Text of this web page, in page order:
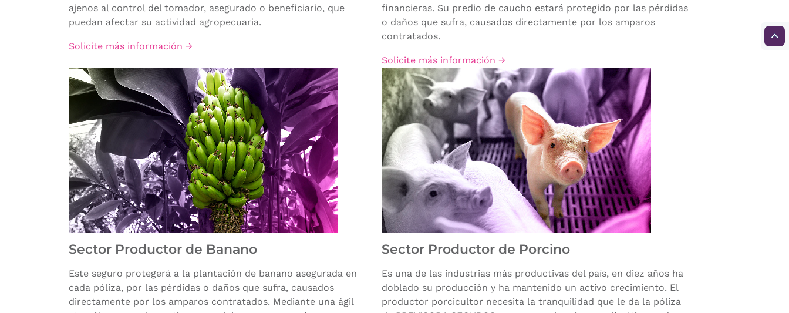
ajenos al control del tomador, asegurado o beneficiario, que
puedan afectar su actividad agropecuaria.
Solicite más información →
financieras. Su predio de caucho estará protegido por las pérdidas
o daños que sufra, causados directamente por los amparos
contratados.
Solicite más información →
Sector Productor de Banano
Este seguro protegerá a la plantación de banano asegurada en
cada póliza, por las pérdidas o daños que sufra, causados
directamente por los amparos contratados. Mediante una ágil
Sector Productor de Porcino
Es una de las industrias más productivas del país, en diez años ha
doblado su producción y ha mantenido un activo crecimiento. El
productor porcicultor necesita la tranquilidad que le da la póliza